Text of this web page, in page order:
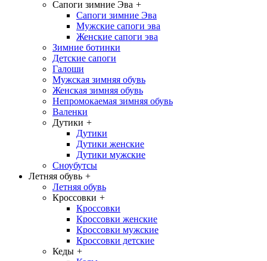
Сапоги зимние Эва +
Сапоги зимние Эва
Мужские сапоги эва
Женские сапоги эва
Зимние ботинки
Детские сапоги
Галоши
Мужская зимняя обувь
Женская зимняя обувь
Непромокаемая зимняя обувь
Валенки
Дутики +
Дутики
Дутики женские
Дутики мужские
Сноубутсы
Летняя обувь +
Летняя обувь
Кроссовки +
Кроссовки
Кроссовки женские
Кроссовки мужские
Кроссовки детские
Кеды +